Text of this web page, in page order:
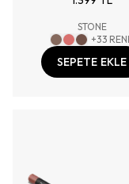
STONE
+33
SEPETE EKLE